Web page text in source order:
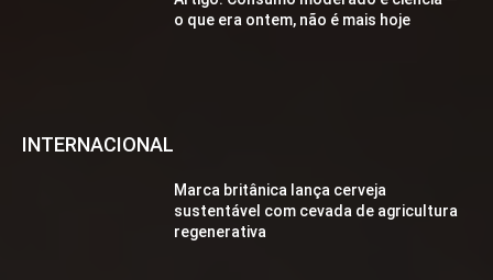
o que era ontem, não é mais hoje
INTERNACIONAL
Marca britânica lança cerveja
sustentável com cevada de agricultura
regenerativa